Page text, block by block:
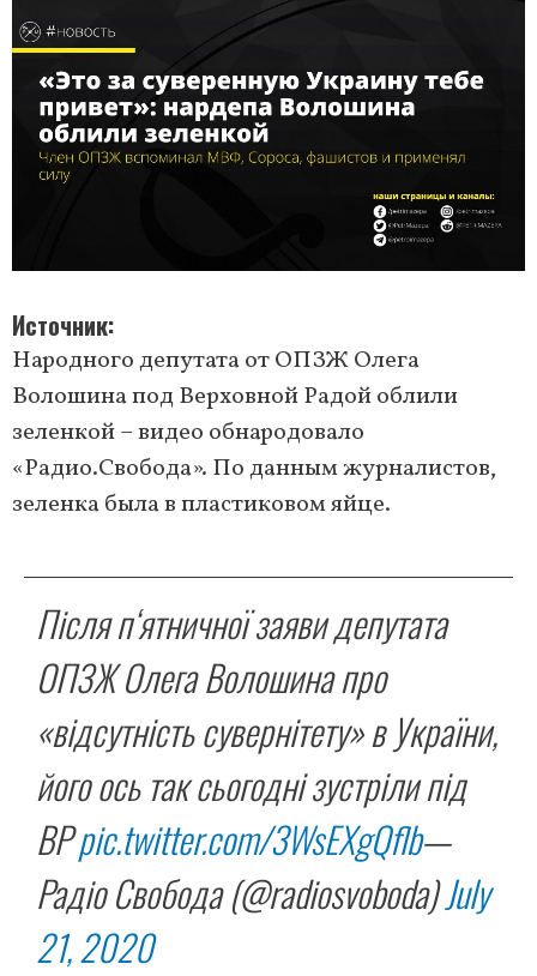
Источник
Народного депутата от ОПЗЖ Олега
Волошина под Верховной Радой облили
зеленкой – видео обнародовало
«Радио.Свобода». По данным журналистов,
зеленка была в пластиковом яйце.
Після п‘ятничної заяви депутата
ОПЗЖ Олега Волошина про
«відсутність сувернітету» в України,
його ось так сьогодні зустріли під
ВРpic.twitter.com/3WsEXgQflb—
Радіо Свобода (@radiosvoboda)July
21, 2020